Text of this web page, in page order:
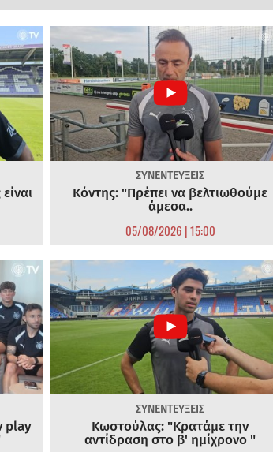
ΣΥΝΕΝΤΕΥΞΕΙΣ
Κόντης: "Πρέπει να βελτιωθούμε
άμεσα..
05/08/2026 | 15:00
play
ΣΥΝΕΝΤΕΥΞΕΙΣ
Κωστούλας: "Κρατάμε την
αντίδραση στο β' ημίχρονο "